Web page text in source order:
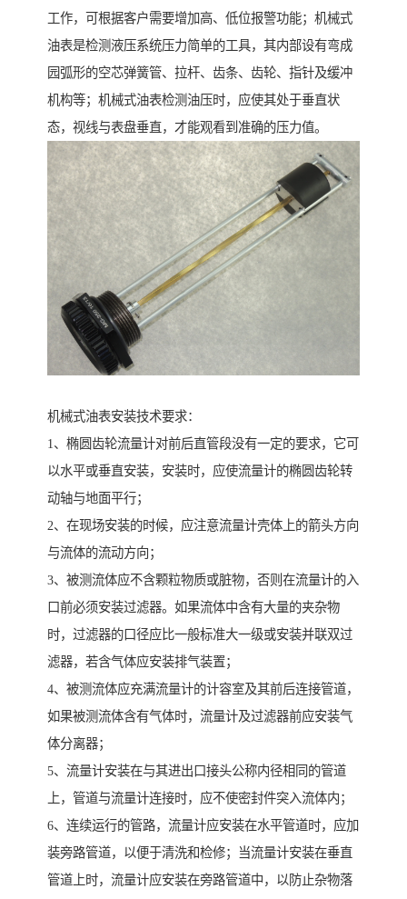
工作，可根据客户需要增加高、低位报警功能；机械式
油表是检测液压系统压力简单的工具，其内部设有弯成
园弧形的空芯弹簧管、拉杆、齿条、齿轮、指针及缓冲
机构等；机械式油表检测油压时，应使其处于垂直状
态，视线与表盘垂直，才能观看到准确的压力值。
机械式油表安装技术要求：
1、椭圆齿轮流量计对前后直管段没有一定的要求，它可
以水平或垂直安装，安装时，应使流量计的椭圆齿轮转
动轴与地面平行；
2、在现场安装的时候，应注意流量计壳体上的箭头方向
与流体的流动方向；
3、被测流体应不含颗粒物质或脏物，否则在流量计的入
口前必须安装过滤器。如果流体中含有大量的夹杂物
时，过滤器的口径应比一般标准大一级或安装并联双过
滤器，若含气体应安装排气装置；
4、被测流体应充满流量计的计容室及其前后连接管道，
如果被测流体含有气体时，流量计及过滤器前应安装气
体分离器；
5、流量计安装在与其进出口接头公称内径相同的管道
上，管道与流量计连接时，应不使密封件突入流体内；
6、连续运行的管路，流量计应安装在水平管道时，应加
装旁路管道，以便于清洗和检修；当流量计安装在垂直
管道上时，流量计应安装在旁路管道中，以防止杂物落